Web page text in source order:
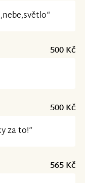
500 Kč
500 Kč
za to!“
565 Kč